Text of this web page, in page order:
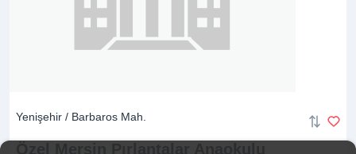
Yenişehir / Barbaros Mah.